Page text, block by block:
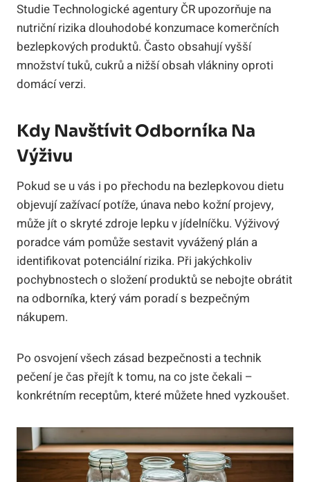
Studie Technologické agentury ČR upozorňuje na
nutriční rizika dlouhodobé konzumace komerčních
bezlepkových produktů. Často obsahují vyšší
množství tuků, cukrů a nižší obsah vlákniny oproti
domácí verzi.
Kdy Navštívit Odborníka Na
Výživu
Pokud se u vás i po přechodu na bezlepkovou dietu
objevují zažívací potíže, únava nebo kožní projevy,
může jít o skryté zdroje lepku v jídelníčku. Výživový
poradce vám pomůže sestavit vyvážený plán a
identifikovat potenciální rizika. Při jakýchkoliv
pochybnostech o složení produktů se nebojte obrátit
na odborníka, který vám poradí s bezpečným
nákupem.
Po osvojení všech zásad bezpečnosti a technik
pečení je čas přejít k tomu, na co jste čekali –
konkrétním receptům, které můžete hned vyzkoušet.